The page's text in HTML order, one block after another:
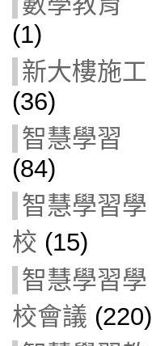
(1)
新大樓施工
(36)
智慧學習
(84)
智慧學習學
校 (15)
智慧學習學
校會議 (220)